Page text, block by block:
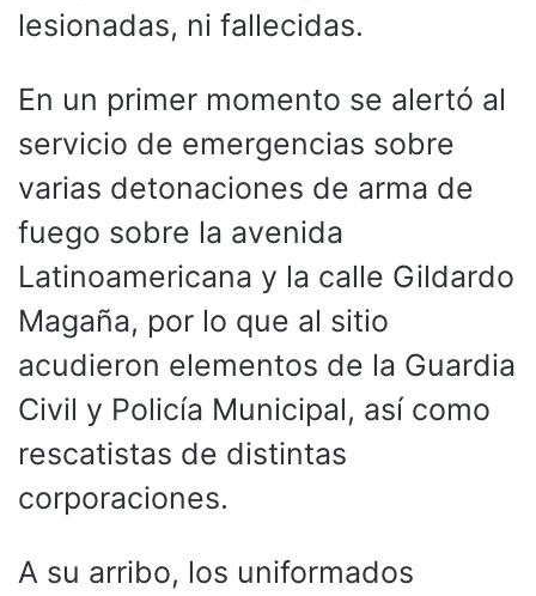
lesionadas, ni fallecidas.
En un primer momento se alertó al
servicio de emergencias sobre
varias detonaciones de arma de
fuego sobre la avenida
Latinoamericana y la calle Gildardo
Magaña, por lo que al sitio
acudieron elementos de la Guardia
Civil y Policía Municipal, así como
rescatistas de distintas
corporaciones.
A su arribo, los uniformados